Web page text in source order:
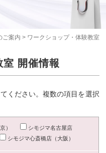
ご案内 > ワークショップ・体験教室
室 開催情報
ください。複数の項目を選択
）
シモジマ名古屋店
シモジマ心斎橋店（大阪）